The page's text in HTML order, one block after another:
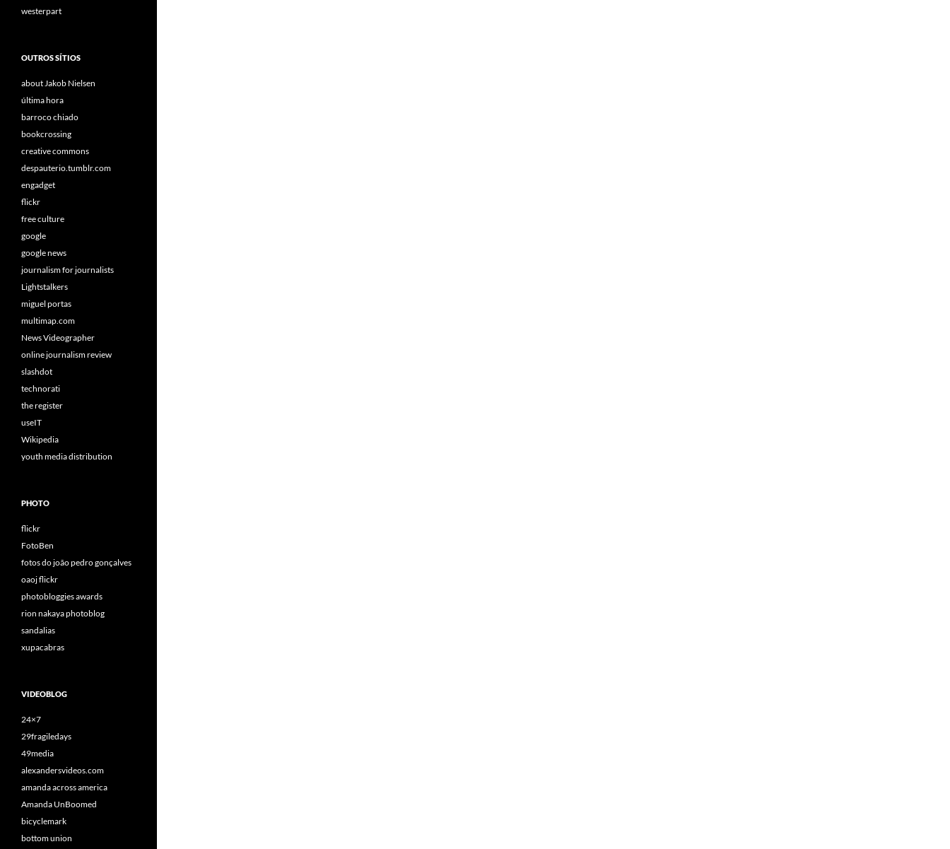
westerpart
OUTROS SÍTIOS
about Jakob Nielsen
última hora
barroco chiado
bookcrossing
creative commons
despauterio.tumblr.com
engadget
flickr
free culture
google
google news
journalism for journalists
Lightstalkers
miguel portas
multimap.com
News Videographer
online journalism review
slashdot
technorati
the register
useIT
Wikipedia
youth media distribution
PHOTO
flickr
FotoBen
fotos do joão pedro gonçalves
oaoj flickr
photobloggies awards
rion nakaya photoblog
sandalias
xupacabras
VIDEOBLOG
24×7
29fragiledays
49media
alexandersvideos.com
amanda across america
Amanda UnBoomed
bicyclemark
bottom union